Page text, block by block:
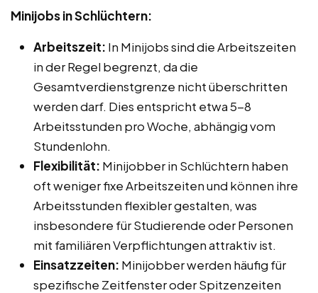
Minijobs in Schlüchtern:
Arbeitszeit: In Minijobs sind die Arbeitszeiten
in der Regel begrenzt, da die
Gesamtverdienstgrenze nicht überschritten
werden darf. Dies entspricht etwa 5-8
Arbeitsstunden pro Woche, abhängig vom
Stundenlohn.
Flexibilität: Minijobber in Schlüchtern haben
oft weniger fixe Arbeitszeiten und können ihre
Arbeitsstunden flexibler gestalten, was
insbesondere für Studierende oder Personen
mit familiären Verpflichtungen attraktiv ist.
Einsatzzeiten: Minijobber werden häufig für
spezifische Zeitfenster oder Spitzenzeiten